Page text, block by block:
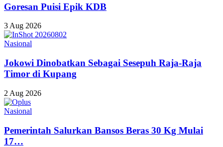
Goresan Puisi Epik KDB
3 Aug 2026
Nasional
Jokowi Dinobatkan Sebagai Sesepuh Raja-Raja
Timor di Kupang
2 Aug 2026
Nasional
Pemerintah Salurkan Bansos Beras 30 Kg Mulai
17…